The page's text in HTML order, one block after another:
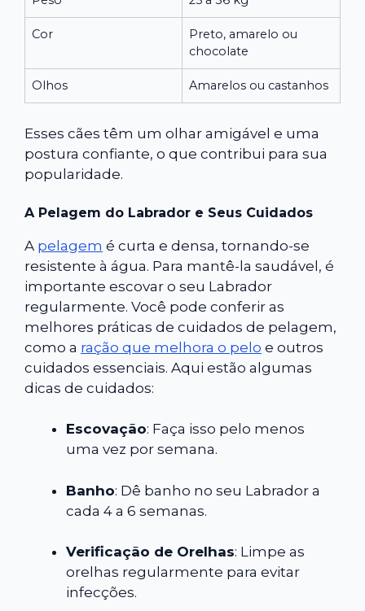
Cor
Preto, amarelo ou
chocolate
Olhos Amarelos ou castanhos
Esses cães têm um olhar amigável e uma
postura confiante, o que contribui para sua
popularidade.
A Pelagem do Labrador e Seus Cuidados
A pelagem é curta e densa, tornando-se
resistente à água. Para mantê-la saudável, é
importante escovar o seu Labrador
regularmente. Você pode conferir as
melhores práticas de cuidados de pelagem,
como a ração que melhora o pelo e outros
cuidados essenciais. Aqui estão algumas
dicas de cuidados:
Escovação: Faça isso pelo menos
uma vez por semana.
Banho: Dê banho no seu Labrador a
cada 4 a 6 semanas.
Verificação de Orelhas: Limpe as
orelhas regularmente para evitar
infecções.